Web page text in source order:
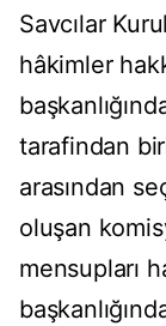
Savcılar
hâkimler
tarafindan
arasından
oluşan
mensupları